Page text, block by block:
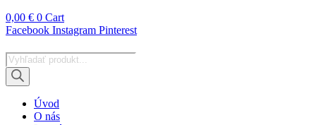
0,00 € 0 Cart
Facebook Instagram Pinterest
Products
search
Úvod
O nás